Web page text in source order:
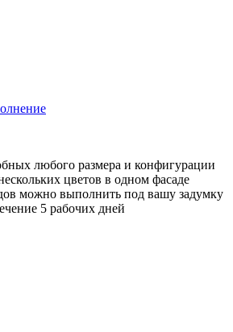
любого размера и конфигурации
цветов в одном фасаде
можно выполнить под вашу задумку
5 рабочих дней